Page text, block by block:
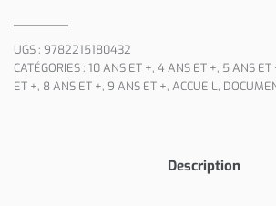
UGS : 9782215180432
CATÉGORIES : 10 ANS ET +, 4 ANS ET +, 5 ANS ET
ET +, 8 ANS ET +, 9 ANS ET +, ACCUEIL,
Description